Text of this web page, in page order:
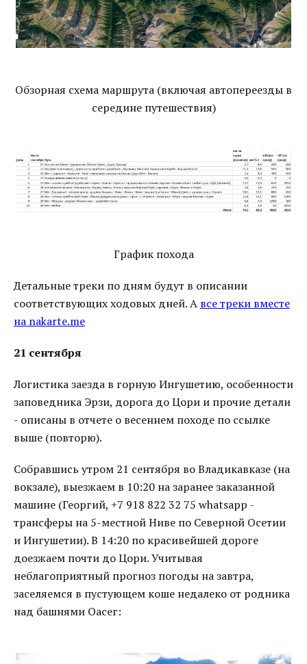
Обзорная схема маршрута (включая автопереезды в
середине путешествия)
График похода
Детальные треки по дням будут в описании
соответствующих ходовых дней. А все треки вместе
на nakarte.me
21 сентября
Логистика заезда в горную Ингушетию, особенности
заповедника Эрзи, дорога до Цори и прочие детали
- описаны в отчете о весеннем походе по ссылке
выше (повторю).
Собравшись утром 21 сентября во Владикавказе (на
вокзале), выезжаем в 10:20 на заранее заказанной
машине (Георгий, +7 918 822 32 75 whatsapp -
трансферы на 5-местной Ниве по Северной Осетии
и Ингушетии). В 14:20 по красивейшей дороге
доезжаем почти до Цори. Учитывая
неблагоприятный прогноз погоды на завтра,
заселяемся в пустующем коше недалеко от родника
над башнями Оасег: